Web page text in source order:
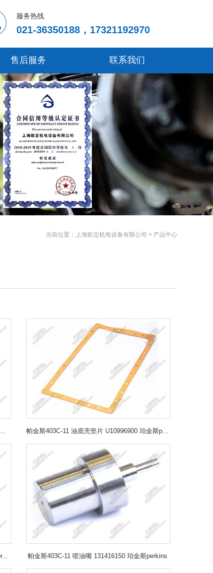
服务热线
021-36350188，17321192970
售后服务 联系我们
当前位置： 上海欧定机电设备有限公司 > 产品中心
帕金斯403C-11 油底壳垫片 U10996900 珀金斯perkins
帕金斯403C-11 加油口盖 U98436350 珀金斯perkins 帕金斯403C-11 喷油嘴 131416150 珀金斯perkins